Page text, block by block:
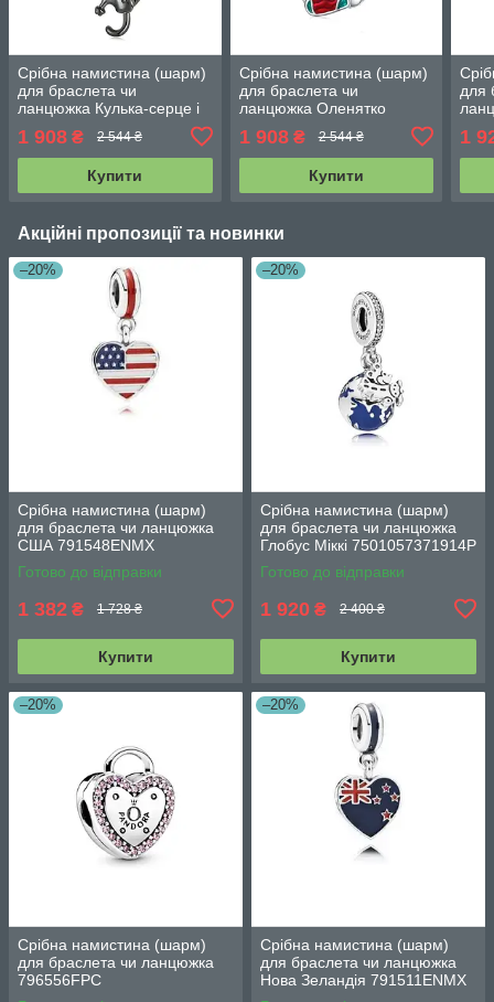
Срібна намистина (шарм)
для браслета чи
ланцюжка Кулька-серце і
1 908 ₴ 2 544 ₴
Купити
Срібна намистина (шарм)
для браслета чи
ланцюжка Оленятко
1 908₴ 2 544 ₴
Купити
для
1
Акційні пропозиції та новинки
–20%
Срібна намистина (шарм)
для браслета чи ланцюжка
США 791548ENMX
Готово до відправки
1 382 ₴ 1 728 ₴
Купити
–20%
Срібна намистина (шарм)
для браслета чи ланцюжка
Глобус Міккі 7501057371914P
Готово до відправки
1 920 ₴ 2 400 ₴
Купити
–20%
Срібна намистина (шарм)
для браслета чи ланцюжка
796556FPC
–20%
Срібна намистина (шарм)
для браслета чи ланцюжка
Нова Зеландія 791511ENMX